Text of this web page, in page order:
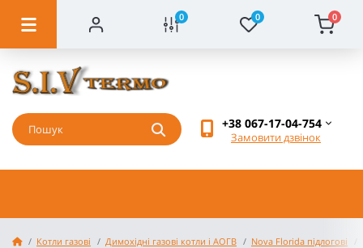
0 0 0
+38 067-17-04-754
Замовити дзвінок
Котли газові Димохідні газові котли і АОГВ Nova Florida підлогові